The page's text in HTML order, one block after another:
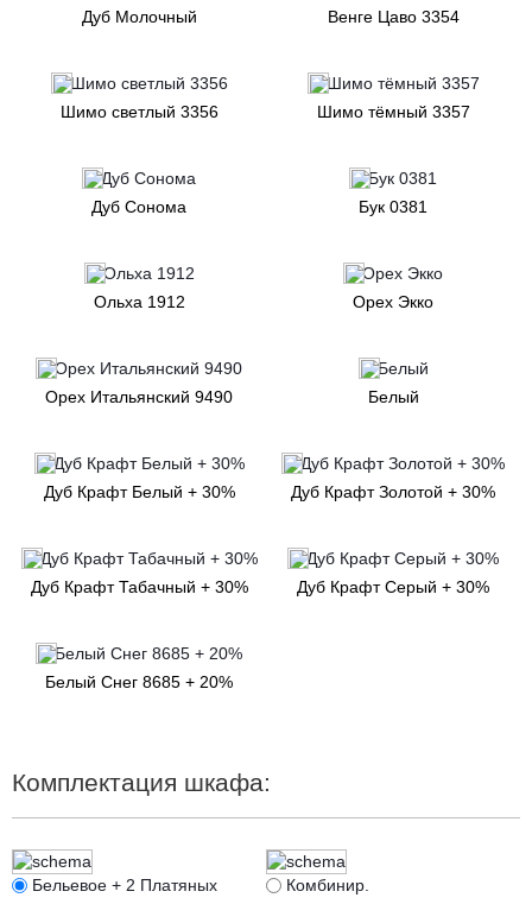
Дуб Молочный Венге Цаво 3354
Шимо светлый 3356 Шимо тёмный 3357
Дуб Сонома Бук 0381
Ольха 1912 Орех Экко
Орех Итальянский 9490 Белый
Дуб Крафт Белый + 30% Дуб Крафт Золотой + 30%
Дуб Крафт Табачный + 30% Дуб Крафт Серый + 30%
Белый Снег 8685 + 20%
Комплектация шкафа:
Бельевое + 2 Платяных
Комбинир.